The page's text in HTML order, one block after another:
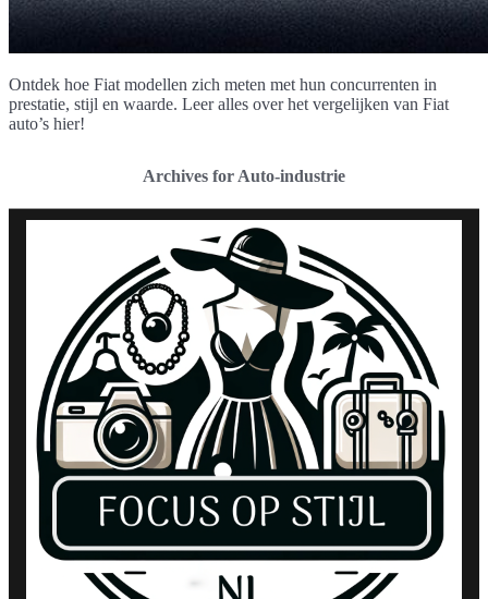
Ontdek hoe Fiat modellen zich meten met hun concurrenten in
prestatie, stijl en waarde. Leer alles over het vergelijken van Fiat
auto’s hier!
Archives for Auto-industrie